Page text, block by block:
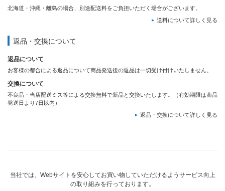
北海道・沖縄・離島の場合、別途配送料をご負担いただく場合がございます。
送料について詳しく見る
返品・交換について
返品について
お客様の都合による返品について商品発送後の返品は一切受け付けいたしません。
交換について
不良品・当店配送ミス等による交換無料で新品と交換いたします。（有効期限は商品
発送日より7日以内）
返品・交換について詳しく見る
当社では、Webサイトを安心してお買い物していただけるようサービス向上
の取り組みを行っております。